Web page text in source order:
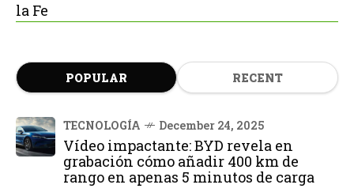
la Fe
POPULAR RECENT
TECNOLOGÍA December 24, 2025
Vídeo impactante: BYD revela en
grabación cómo añadir 400 km de
rango en apenas 5 minutos de carga